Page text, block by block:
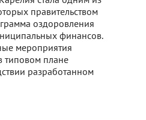
правительством
оздоровления
финансов.
мероприятия
типовом плане
разработанном